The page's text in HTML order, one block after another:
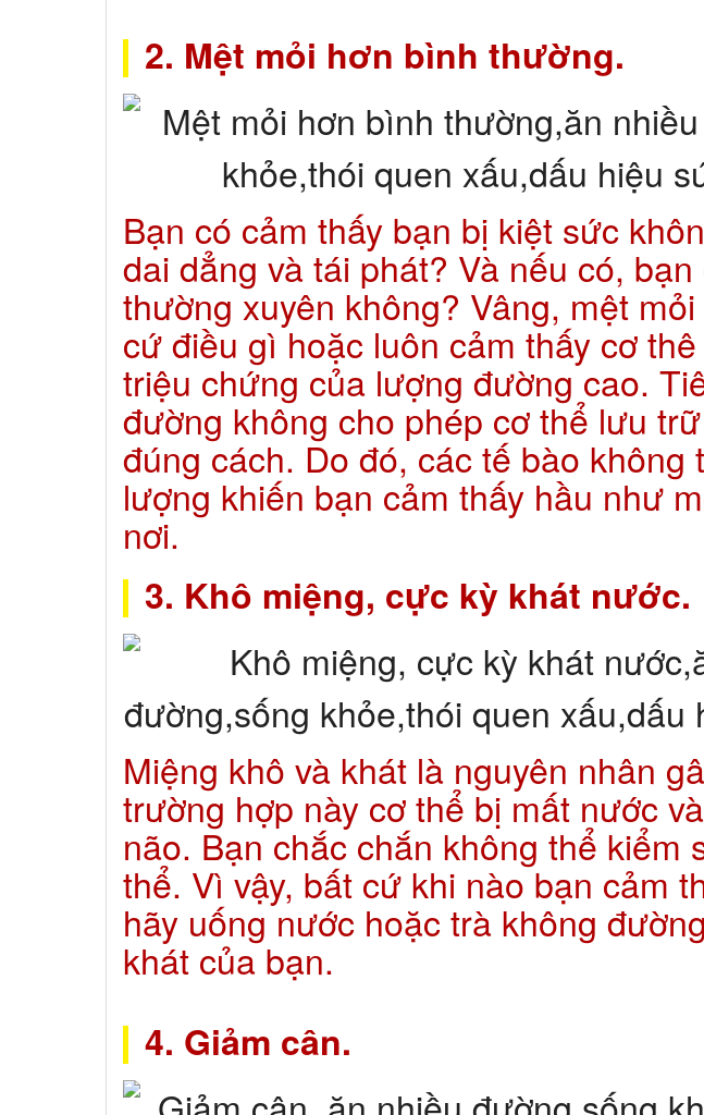
2. Mệt mỏi hơn bình thường.
Bạn có cảm thấy bạn bị kiệt sức
dai dẳng và tái phát? Và nếu có,
thường xuyên không? Vâng, mệt
cứ điều gì hoặc luôn cảm thấy cơ
triệu chứng của lượng đường cao.
đường không cho phép cơ thể lưu
đúng cách. Do đó, các tế bào không
lượng khiến bạn cảm thấy hầu như
nơi.
3. Khô miệng, cực kỳ khát nước.
Miệng khô và khát là nguyên nhân
trường hợp này cơ thể bị mất nước
não. Bạn chắc chắn không thể kiểm
thể. Vì vậy, bất cứ khi nào bạn cảm
hãy uống nước hoặc trà không
khát của bạn.
4. Giảm cân.